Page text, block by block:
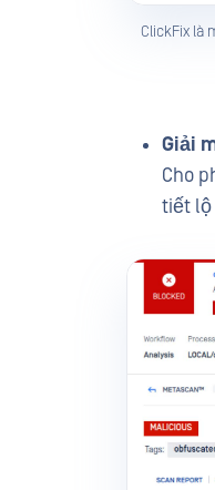
ClickFix
Giải
Cho
tiết lộ